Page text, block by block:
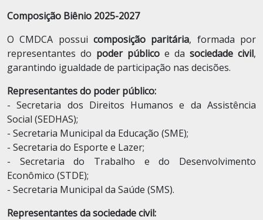
Composição Biênio 2025-2027
O CMDCA possui composição paritária, formada por
representantes do poder público e da sociedade civil,
garantindo igualdade de participação nas decisões.
Representantes do poder público:
- Secretaria dos Direitos Humanos e da Assistência
Social (SEDHAS);
- Secretaria Municipal da Educação (SME);
- Secretaria do Esporte e Lazer;
- Secretaria do Trabalho e do Desenvolvimento
Econômico (STDE);
- Secretaria Municipal da Saúde (SMS).
Representantes da sociedade civil: